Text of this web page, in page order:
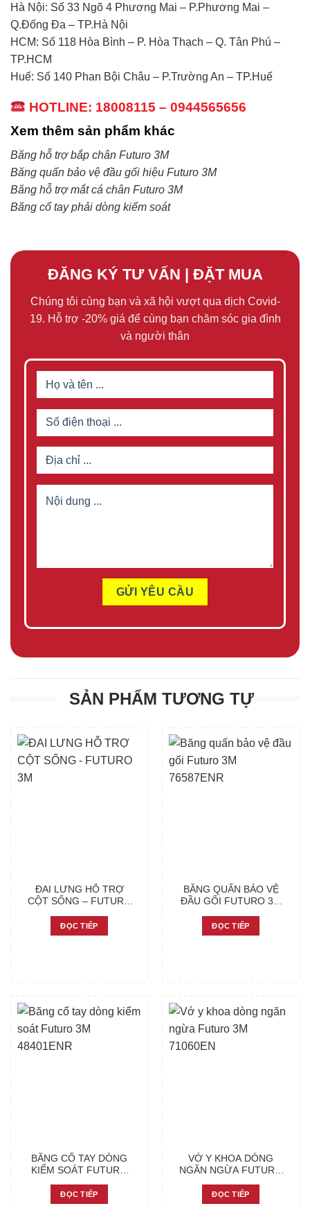
Hà Nội: Số 33 Ngõ 4 Phương Mai – P.Phương Mai –
Q.Đống Đa – TP.Hà Nội
HCM: Số 118 Hòa Bình – P. Hòa Thạch – Q. Tân Phú –
TP.HCM
Huế: Số 140 Phan Bội Châu – P.Trường An – TP.Huế
HOTLINE: 18008115 – 0944565656
Xem thêm sản phẩm khác
Băng hỗ trợ bắp chân Futuro 3M
Băng quấn bảo vệ đầu gối hiệu Futuro 3M
Băng hỗ trợ mắt cá chân Futuro 3M
Băng cổ tay phải dòng kiểm soát
ĐĂNG KÝ TƯ VẤN | ĐẶT MUA
Chúng tôi cùng bạn và xã hội vượt qua dịch Covid-
19. Hỗ trợ -20% giá để cùng bạn chăm sóc gia đình
và người thân
SẢN PHẨM TƯƠNG TỰ
ĐAI LƯNG HỖ TRỢ
CỘT SỐNG – FUTURO
ĐỌC TIẾP
BĂNG QUẤN BẢO VỆ
ĐẦU GỐI FUTURO 3M
ĐỌC TIẾP
BĂNG CỔ TAY DÒNG
KIỂM SOÁT FUTURO
3M 48401ENR
ĐỌC TIẾP
VỚ Y KHOA DÒNG
NGĂN NGỪA FUTURO
3M 71060EN
ĐỌC TIẾP